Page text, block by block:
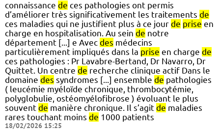
connaissance de ces pathologies ont permis
d’améliorer très significativement les traitements de
ces maladies qui ne justifient plus à ce jour de prise en
charge en hospitalisation. Au sein de notre
département [...] e Avec des médecins
particulièrement impliqués dans la prise en charge de
ces pathologies : Pr Lavabre-Bertand, Dr Navarro, Dr
Quittet. Un centre de recherche clinique actif Dans le
domaine des syndromes [...] ensemble de pathologies
( leucémie myéloïde chronique, thrombocytémie,
polyglobulie, ostéomyélofibrose ) évoluant le plus
souvent de manière chronique. Il s’agit de maladies
rares touchant moins de 1000 patients
18/02/2026 15:25